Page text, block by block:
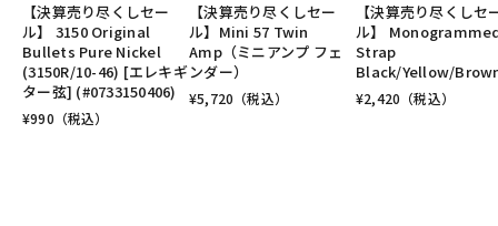
【決算売り尽くしセー
ル】 3150 Original
Bullets Pure Nickel
(3150R/10-46) [エレキギ
ター弦] (#0733150406)
¥990 （税込）
【決算売り尽くしセー
ル】Mini 57 Twin
Amp（ミニアンプ フェ
ンダー）
¥5,720 （税込）
【決算売り尽くしセ
ル】
Strap
Black/Yellow/
¥2,420 （税込）